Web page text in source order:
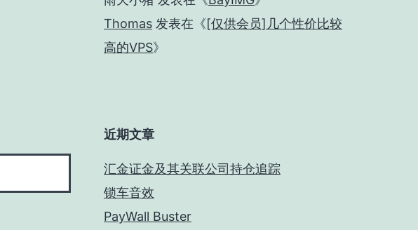
Thomas 发表在《[仅供会员]几个性价比较
高的VPS》
近期文章
汇金证金及其关联公司持仓追踪
锁车音效
PayWall Buster